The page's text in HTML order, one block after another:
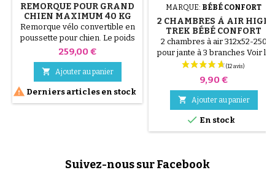
REMORQUE POUR GRAND
CHIEN MAXIMUM 40 KG
Remorque vélo convertible en
poussette pour chien. Le poids
maximum supporté est de 40
kg. Elle se plie facilement et
s'attache à votre vélo en fixant
l'attache fournie sur l'axe de la
roue arrière de votre vélo.
Coussin lavable et protection
Prix
259,00 €
 Ajouter au panier
 Derniers articles en stock
MARQUE: BÉBÉ CONFORT
2 CHAMBRES À AIR HIGH
TREK BÉBÉ CONFORT
2 chambres à air 312x52-250
pour jante à 3 branches Voir la
vidéo ci dessous afin d'éviter
montage. VIDÉO DE
MONTAGE.
Prix
9,90 €
 Ajouter au panier
 En stock
Suivez-nous sur Facebook